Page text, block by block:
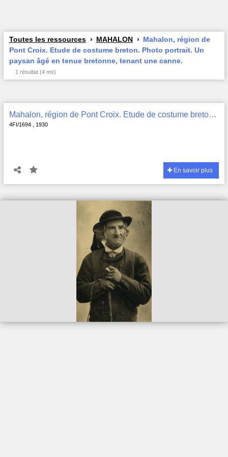
Toutes les ressources MAHALON
Mahalon, région de
Pont Croix. Etude de costume breton. Photo portrait. Un
paysan âgé en tenue bretonne, tenant une canne.
1 résultat (4 ms)
Mahalon, région de Pont Croix. Etude de costume breton. Photo portrait. Un paysan âgé en tenue bretonne, tenant une canne. , 4FI/1694
4FI/1694 , 1930
En savoir plus